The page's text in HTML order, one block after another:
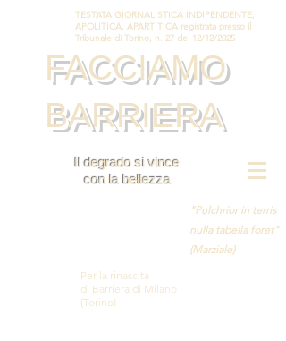
TESTATA GIORNALISTICA INDIPENDENTE,
APOLITICA, APARTITICA registrata presso il
Tribunale di Torino, n. 27 del 12/12/2025
FACCIAMO
BARRIERA
Il degrado si vince
con la bellezza
"Pulchrior in terris
nulla tabella foret"
(Marziale)
Per la rinascita
di Barriera di Milano
(Torino)